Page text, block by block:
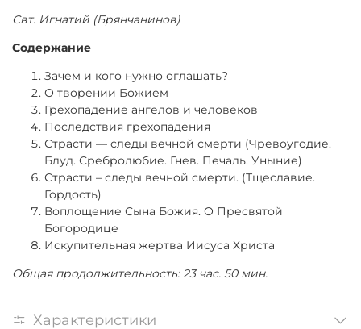
Свт. Игнатий (Брянчанинов)
Содержание
Зачем и кого нужно оглашать?
О творении Божием
Грехопадение ангелов и человеков
Последствия грехопадения
Страсти — следы вечной смерти (Чревоугодие.
Блуд. Сребролюбие. Гнев. Печаль. Уныние)
Страсти – следы вечной смерти. (Тщеславие.
Гордость)
Воплощение Сына Божия. О Пресвятой
Богородице
Искупительная жертва Иисуса Христа
Общая продолжительность: 23 час. 50 мин.
Характеристики